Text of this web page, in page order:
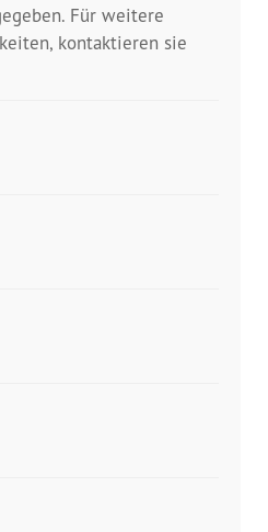
Für weitere
kontaktieren sie